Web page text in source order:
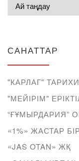
САНАТТАР
"КАРЛАГ"
"МЕЙІРІМ"
“ҒҰМЫРДАРИЯ”
«1%» ЖАСТАР
«JAS OTAN» ЖҚ